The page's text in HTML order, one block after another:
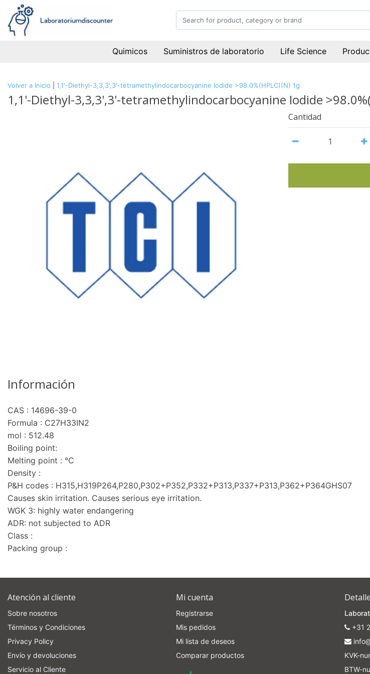
Quimicos Suministros de laboratorio Life Science
Volver a Inicio 1,1'-Diethyl-3,3,3',3'-tetramethylindocarbocyanine Iodide >98.0%(HPLC)(N) 1g
1,1'-Diethyl-3,3,3',3'-tetramethylindocarbocyanine Iodide
Cantidad
Información
CAS : 14696-39-0
Formula : C27H33IN2
mol : 512.48
Boiling point:
Melting point : °C
Density :
P&H codes : H315,H319P264,P280,P302+P352,P332+P313,P337+P313,P362+P364GHS07
Causes skin irritation. Causes serious eye irritation.
WGK 3: highly water endangering
ADR: not subjected to ADR
Class :
Packing group :
Atención al cliente
Sobre nosotros
Términos y Condiciones
Privacy Policy
Envío y devoluciones
Servicio al Cliente
Mi cuenta
Registrarse
Mis pedidos
Mi lista de deseos
Comparar productos
+31
KVK-
BTW-